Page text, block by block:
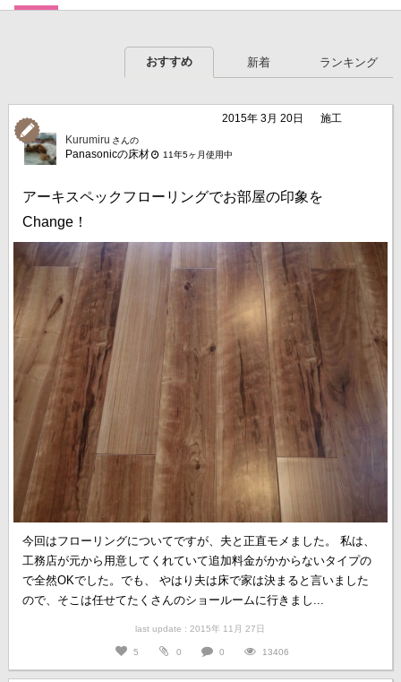
便器・便座
オーブン・レンジ 食器洗い乾燥機 洗濯機 除湿
おすすめ 新着 ランキング
2015年 3月 20日
施工
Kurumiru さんの
Panasonicの床材 11年5ヶ月使用中
アーキスペックフローリングでお部屋の印象を
Change！
今回はフローリングについてですが、夫と正直モメました。 私は、
工務店が元から用意してくれていて追加料金がかからないタイプの
で全然OKでした。でも、 やはり夫は床で家は決まると言いました
ので、そこは任せてたくさんのショールームに行きまし...
last update : 2015年 11月 27日
5 0 0 13406